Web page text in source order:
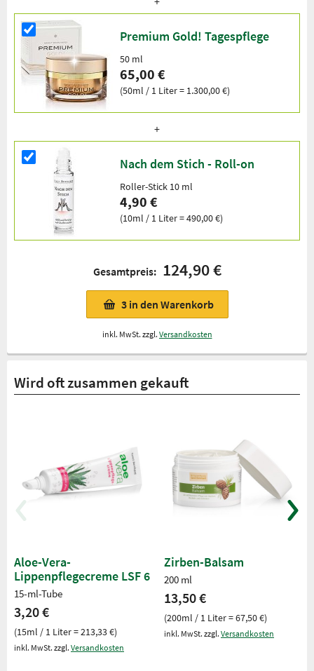
Premium Gold! Tagespflege
50 ml
65,00 €
(50ml / 1 Liter = 1.300,00 €)
Nach dem Stich - Roll-on
Roller-Stick 10 ml
4,90 €
(10ml / 1 Liter = 490,00 €)
Gesamtpreis: 124,90 €
3 in den Warenkorb
inkl. MwSt. zzgl. Versandkosten
Wird oft zusammen gekauft
Aloe-Vera-
Lippenpflegecreme LSF 6
15-ml-Tube
3,20 €
(15ml / 1 Liter = 213,33 €)
inkl. MwSt. zzgl. Versandkosten
Zirben-Balsam
200 ml
13,50 €
(200ml / 1 Liter = 67,50 €)
inkl. MwSt. zzgl. Versandkosten